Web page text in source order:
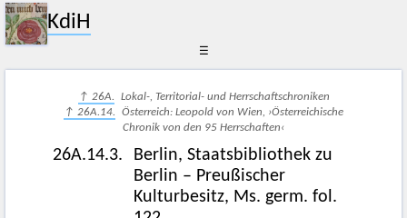
KdiH
☰
↑ 26A. Lokal-, Territorial- und Herrschaftschroniken
↑ 26A.14. Österreich: Leopold von Wien, ›Österreichische
Chronik von den 95 Herrschaften‹
26A.14.3.
Berlin, Staatsbibliothek zu
Berlin – Preußischer
Kulturbesitz, Ms. germ. fol.